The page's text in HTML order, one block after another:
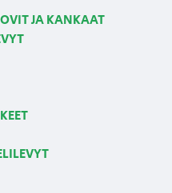
JA KANKAAT